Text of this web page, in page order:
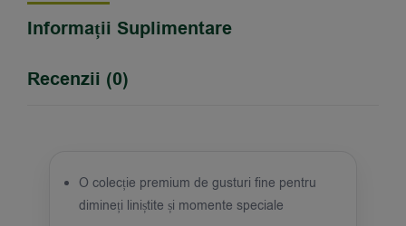
Informații Suplimentare
Recenzii (0)
O colecție premium de gusturi fine pentru
dimineți liniștite și momente speciale